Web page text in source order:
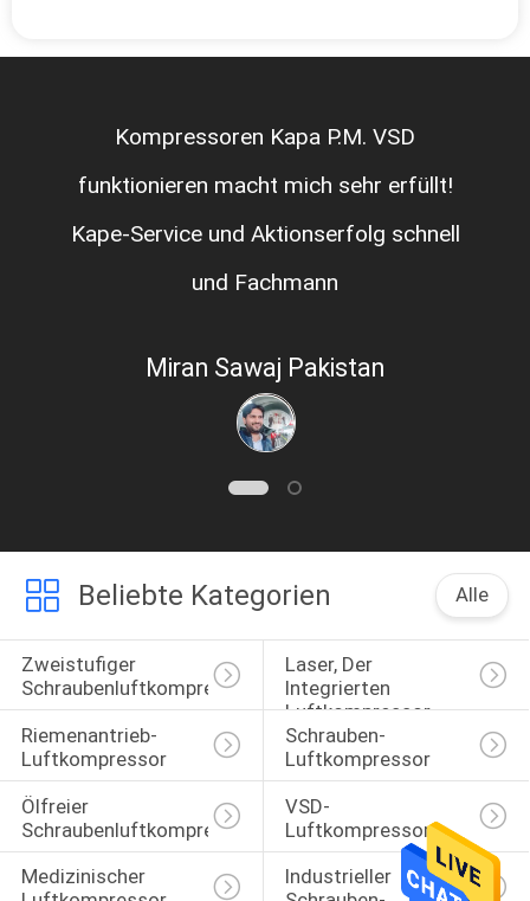
Kompressoren Kapa P.M. VSD
funktionieren macht mich sehr erfüllt!
Kape-Service und Aktionserfolg schnell
und Fachmann
Miran Sawaj Pakistan
Beliebte Kategorien Alle
Zweistufiger
Schraubenluftkompressor
Laser, Der
Integrierten
Luftkompressor
Schneidet
Riemenantrieb-
Luftkompressor
Schrauben-
Luftkompressor
Ölfreier
Schraubenluftkompressor
VSD-
Luftkompressor
Medizinischer
Industrieller